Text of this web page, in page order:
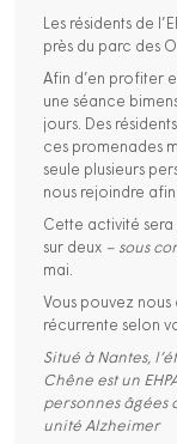
Les résidents de
près du parc des
Afin d’en profiter
une séance
jours. Des
ces promenades
seule plusieurs
nous rejoindre
Cette activité sera
sur deux – sous
mai.
Vous pouvez
récurrente selon
Situé à Nantes,
Chêne est un
personnes âgées
unité Alzheimer